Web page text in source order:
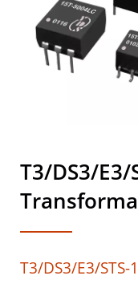
T3/DS3/
T3/DS3/E3/